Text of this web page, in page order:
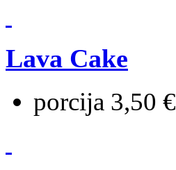
Lava Cake
porcija 3,50 €